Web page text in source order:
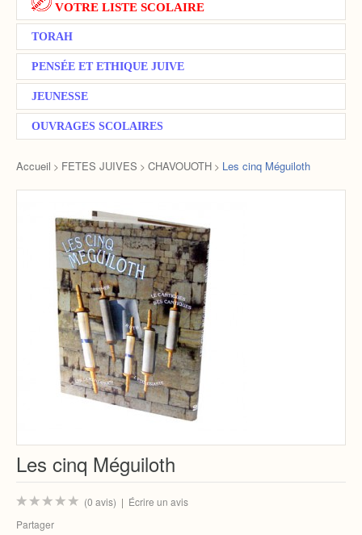
VOTRE LISTE SCOLAIRE
TORAH
PENSÉE ET ETHIQUE JUIVE
JEUNESSE
OUVRAGES SCOLAIRES
Accueil > FETES JUIVES > CHAVOUOTH > Les cinq Méguiloth
Les cinq Méguiloth
(0 avis) | Écrire un avis
Partager